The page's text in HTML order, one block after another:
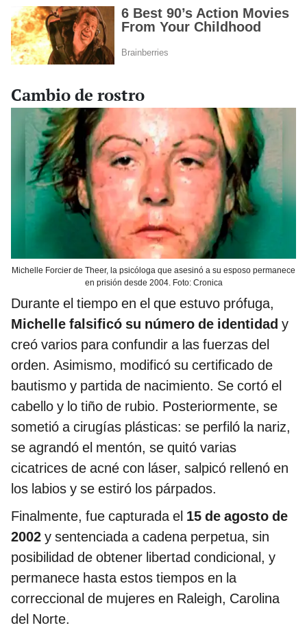
Cambio de rostro
Michelle Forcier de Theer, la psicóloga que asesinó a su esposo permanece
en prisión desde 2004. Foto: Cronica
Durante el tiempo en el que estuvo prófuga,
Michelle falsificó su número de identidad y
creó varios para confundir a las fuerzas del
orden. Asimismo, modificó su certificado de
bautismo y partida de nacimiento. Se cortó el
cabello y lo tiño de rubio. Posteriormente, se
sometió a cirugías plásticas: se perfiló la nariz,
se agrandó el mentón, se quitó varias
cicatrices de acné con láser, salpicó rellenó en
los labios y se estiró los párpados.
Finalmente, fue capturada el 15 de agosto de
2002 y sentenciada a cadena perpetua, sin
posibilidad de obtener libertad condicional, y
permanece hasta estos tiempos en la
correccional de mujeres en Raleigh, Carolina
del Norte.